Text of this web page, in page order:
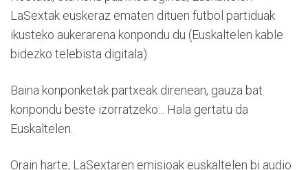
LaSextak euskeraz ematen dituen futbol partiduak
ikusteko aukerarena konpondu du (Euskaltelen kable
bidezko telebista digitala).
Baina konponketak partxeak direnean, gauza bat
konpondu beste izorratzeko... Hala gertatu da
Euskaltelen.
Orain harte, LaSextaren emisioak euskaltelen bi audio